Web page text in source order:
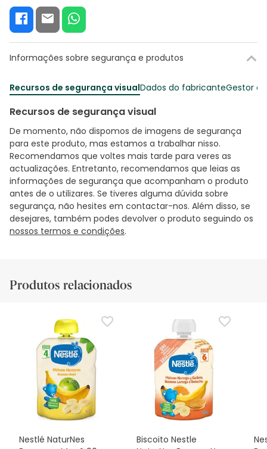
Informações sobre segurança e produtos
Recursos de segurança visualDados do fabricanteGestor
Recursos de segurança visual
De momento, não dispomos de imagens de segurança
para este produto, mas estamos a trabalhar nisso.
Recomendamos que voltes mais tarde para veres as
actualizações. Entretanto, recomendamos que leias as
informações de segurança que acompanham o produto
antes de o utilizares. Se tiveres alguma dúvida sobre
segurança, não hesites em contactar-nos. Além disso, se
desejares, também podes devolver o produto seguindo os
nossos termos e condições.
Produtos relacionados
Nestlé NaturNes
Biscoito Nestle